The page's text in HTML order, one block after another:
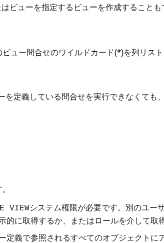
ビューを指定するビューを作成すること
ュー問合せのワイルドカード(*)を列リス
定義している問合せを実行できなくても
VIEWシステム権限が必要です。別のユー
に取得するか、またはロールを介して取
定義で参照されるすべてのオブジェクト